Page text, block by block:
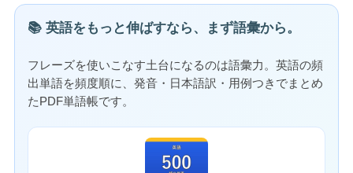
📚 英語をもっと伸ばすなら、まず語彙から。
フレーズを使いこなす土台になるのは語彙力。英語の頻
出単語を頻度順に、発音・日本語訳・用例つきでまとめ
たPDF単語帳です。